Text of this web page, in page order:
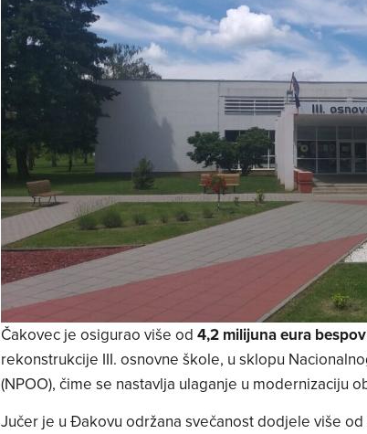
Čakovec je osigurao više od 4,2 milijuna eura
rekonstrukcije III. osnovne škole, u sklopu
(NPOO), čime se nastavlja ulaganje u modernizaciju
Jučer je u Đakovu održana svečanost dodjele više